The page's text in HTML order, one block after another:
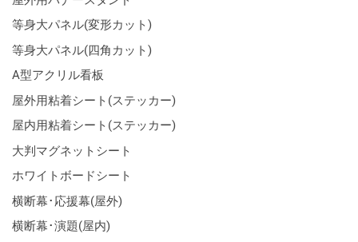
等身大パネル(変形カット)
等身大パネル(四角カット)
A型アクリル看板
屋外用粘着シート(ステッカー)
屋内用粘着シート(ステッカー)
大判マグネットシート
ホワイトボードシート
横断幕･応援幕(屋外)
横断幕･演題(屋内)